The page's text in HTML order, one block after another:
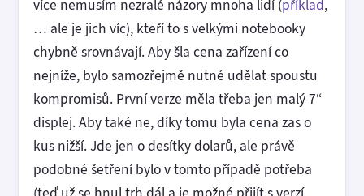
více nemusím nezralé názory mnoha lidí (příklad,
… ale je jich víc), kteří to s velkými notebooky
chybně srovnávají. Aby šla cena zařízení co
nejníže, bylo samozřejmě nutné udělat spoustu
kompromisů. První verze měla třeba jen malý 7“
displej. Aby také ne, díky tomu byla cena zas o
kus nižší. Jde jen o desítky dolarů, ale právě
podobné šetření bylo v tomto případě potřeba